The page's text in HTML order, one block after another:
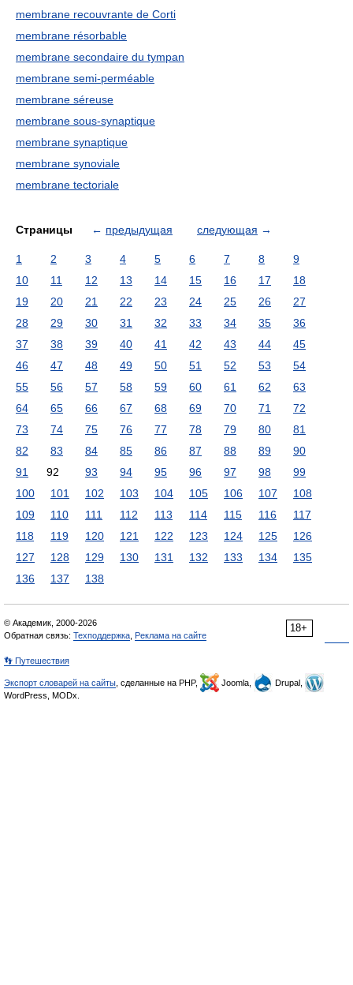
membrane recouvrante de Corti
membrane résorbable
membrane secondaire du tympan
membrane semi-perméable
membrane séreuse
membrane sous-synaptique
membrane synaptique
membrane synoviale
membrane tectoriale
Страницы ← предыдущая следующая →
1 2 3 4 5 6 7 8
9
10
11 12 13 14 15 16 17
18
19
20 21 22 23 24 25 26
27
28
29 30 31 32 33 34 35
36
37
38 39 40 41 42 43 44
45
46
47 48 49 50 51 52 53
54
55
56 57 58 59 60 61 62
63
64
65 66 67 68 69 70 71
72
73
74 75 76 77 78 79 80
81
82
83 84 85 86 87 88 89
90
91
92 93 94 95 96 97 98
99
100
101 102 103 104 105 106 107
108
109
110 111 112 113 114 115 116
117
118
119 120 121 122 123 124 125
126
127
128 129 130 131 132 133 134
135
136
137 138
18+
© Академик, 2000-2026
Обратная связь: Техподдержка Реклама на сайте
👣 Путешествия
Экспорт словарей на сайты , сделанные на PHP, Joomla,
Drupal,
WordPress, MODx.